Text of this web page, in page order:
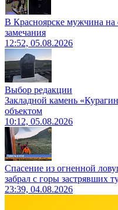
В Красноярске мужчина на
замечания
12:52, 05.08.2026
Выбор редакции
Закладной камень
объектом
10:12, 05.08.2026
Спасение из огненной
забрал с горы застрявших
23:39, 04.08.2026